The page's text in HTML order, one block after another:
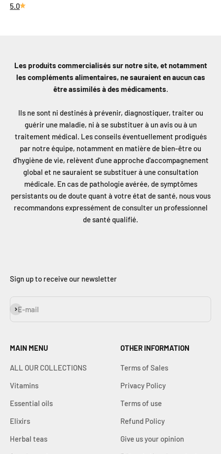
5.0
Les produits commercialisés sur notre site, et notamment
les compléments alimentaires, ne sauraient en aucun cas
être assimilés à des médicaments.
Ils ne sont ni destinés à prévenir, diagnostiquer, traiter ou
guérir une maladie, ni à se substituer à un avis ou à un
traitement médical. Les conseils éventuellement prodigués
par notre équipe, notamment en matière de bien-être ou
d’hygiène de vie, relèvent d'une approche d'accompagnement
global et ne sauraient se substituer à une consultation
médicale. En cas de pathologie avérée, de symptômes
persistants ou de doute quant à votre état de santé, nous vous
recommandons expressément de consulter un professionnel
de santé qualifié.
Sign up to receive our newsletter
E-mail
Subscribe
MAIN MENU
ALL OUR COLLECTIONS
Vitamins
Essential oils
Elixirs
Herbal teas
OTHER INFORMATION
Terms of Sales
Privacy Policy
Terms of use
Refund Policy
Give us your opinion